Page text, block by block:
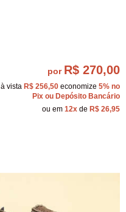
por R$ 270,00
à vista R$ 256,50 economize 5% no
Pix ou Depósito Bancário
ou em 12x de R$ 26,95